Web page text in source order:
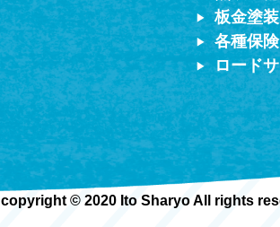
板金塗装
各種保険
ロード
copyright © 2020 Ito Sharyo All rights